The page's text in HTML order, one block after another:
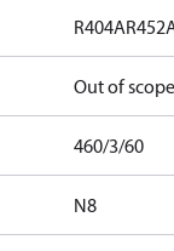
R404A
Out of scope
460/3/60
N8